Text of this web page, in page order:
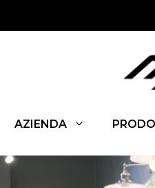
AZIENDA